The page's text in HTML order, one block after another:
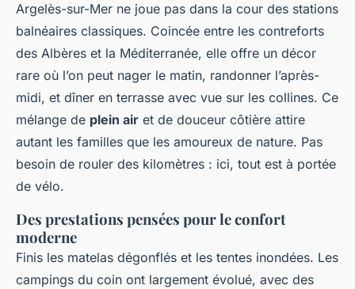
Argelès-sur-Mer ne joue pas dans la cour des stations
balnéaires classiques. Coincée entre les contreforts
des Albères et la Méditerranée, elle offre un décor
rare où l’on peut nager le matin, randonner l’après-
midi, et dîner en terrasse avec vue sur les collines. Ce
mélange de plein air et de douceur côtière attire
autant les familles que les amoureux de nature. Pas
besoin de rouler des kilomètres : ici, tout est à portée
de vélo.
Des prestations pensées pour le confort
moderne
Finis les matelas dégonflés et les tentes inondées. Les
campings du coin ont largement évolué, avec des